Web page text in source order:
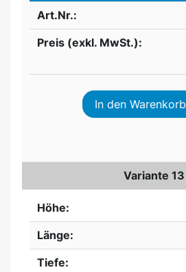
Art.Nr.:
Preis (exkl. MwSt.):
In den Warenkorb
Variante 13
Höhe:
Länge:
Tiefe: